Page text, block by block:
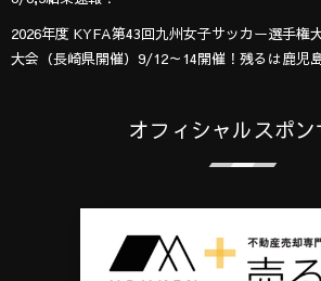
2026年度 KYFA第43回九州女子サッカー選手権
大会（長崎県開催）9/12～14開催！残るは鹿児
オフィシャルスポン